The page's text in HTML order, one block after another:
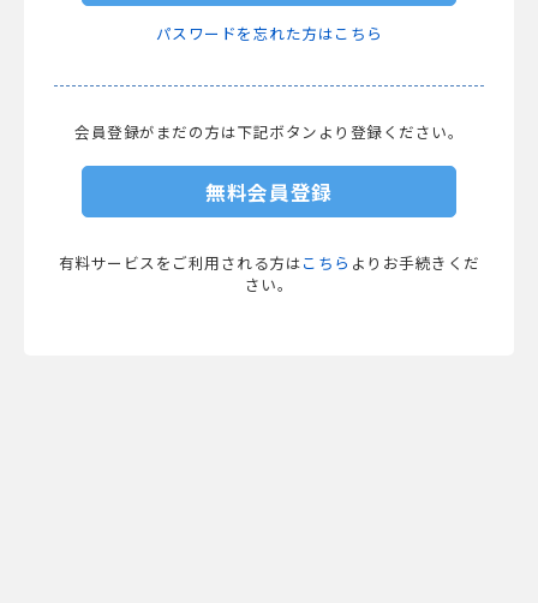
パスワードを忘れた方はこちら
会員登録がまだの方は下記ボタンより登録ください。
無料会員登録
有料サービスをご利用される方は こちら よりお手続きくだ
さい。